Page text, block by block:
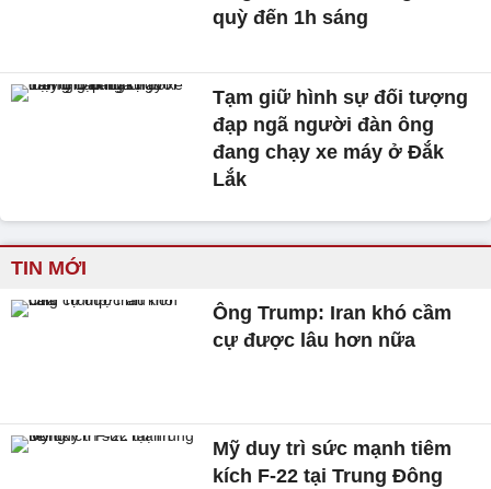
quỳ đến 1h sáng
Tạm giữ hình sự đối tượng
đạp ngã người đàn ông
đang chạy xe máy ở Đắk
Lắk
TIN MỚI
Ông Trump: Iran khó cầm
cự được lâu hơn nữa
Mỹ duy trì sức mạnh tiêm
kích F-22 tại Trung Đông